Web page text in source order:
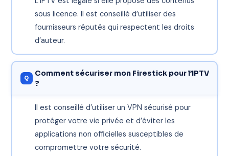
sous licence. Il est conseillé d’utiliser des
fournisseurs réputés qui respectent les droits
d’auteur.
Comment sécuriser mon Firestick pour l’IPTV
?
Il est conseillé d’utiliser un VPN sécurisé pour
protéger votre vie privée et d’éviter les
applications non officielles susceptibles de
compromettre votre sécurité.